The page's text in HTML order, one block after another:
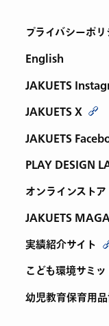
プライバシーポ
English
JAKUETS
JAKUETS X
JAKUETS
PLAY DESIGN
オンラインストア
JAKUETS
実績紹介サイト
こども環境サミッ
幼児教育保育用